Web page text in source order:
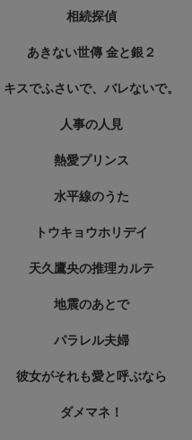
相続探偵
あきない世傳 金と銀２
キスでふさいで、バレないで。
人事の人見
熱愛プリンス
水平線のうた
トウキョウホリデイ
天久鷹央の推理カルテ
地震のあとで
パラレル夫婦
彼女がそれも愛と呼ぶなら
ダメマネ！